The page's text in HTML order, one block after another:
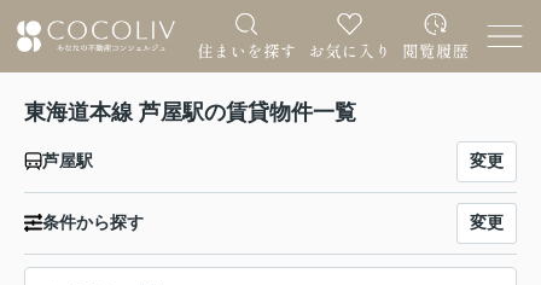
東海道本線 芦屋駅の賃貸物件一覧
芦屋駅 変更
条件から探す 変更